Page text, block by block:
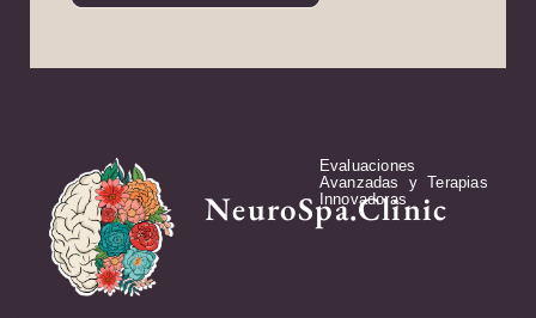
NeuroSpa.Clinic
Evaluaciones
Avanzadas y Terapias
Innovadoras